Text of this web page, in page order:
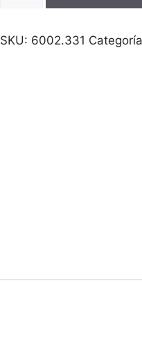
559
SKU: 6002.331